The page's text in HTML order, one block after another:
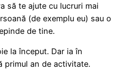
să te ajute cu lucruri mai
(de exemplu eu) sau o
de tine.
la început. Dar ia în
primul an de activitate.